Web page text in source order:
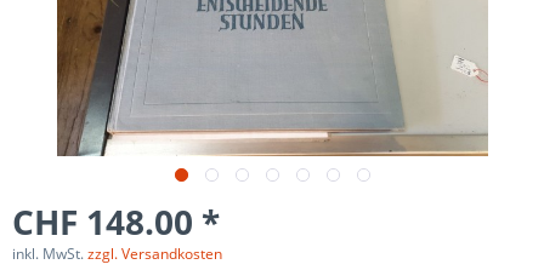
CHF 148.00 *
inkl. MwSt.zzgl. Versandkosten